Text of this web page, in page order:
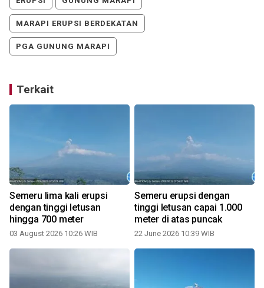
MARAPI ERUPSI BERDEKATAN
PGA GUNUNG MARAPI
Terkait
Semeru lima kali erupsi
dengan tinggi letusan
hingga 700 meter
03 August 2026 10:26 WIB
Semeru erupsi dengan
tinggi letusan capai 1.000
meter di atas puncak
22 June 2026 10:39 WIB